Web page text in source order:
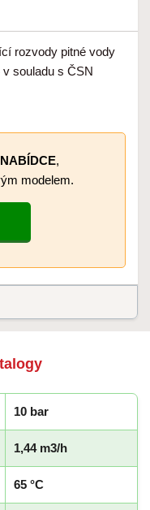
rozvody pitné vody
souladu s ČSN
,
modelem.
10 bar
1,44 m3/h
65 °C